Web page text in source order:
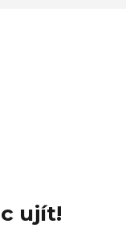
ujít!